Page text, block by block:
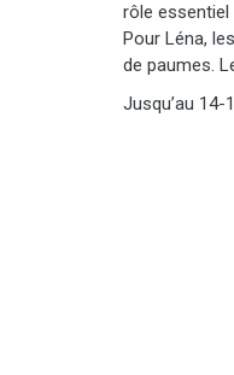
rôle essentiel
Pour Léna,
de paumes.
Jusqu’au 14-